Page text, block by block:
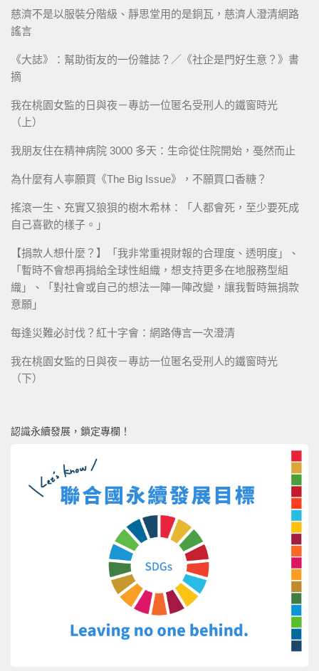
慈濟不是以服裝分階級、靜思堂用的是銅瓦，慈濟人澄清網路
謠言
《大誌》：幫助街友的一份雜誌？／《社企是門好生意？》書
摘
我在桃園女監的日與夜－專訪一位匿名受刑人的鐵窗時光
（上）
我朋友住在精神病院 3000 多天：生命從住院開始，戞然而止
為什麼有人寧願買《The Big Issue》，不願買口香糖？
搖滾一生、充實又狼狽的樹木希林：「人都會死，至少要死成
自己喜歡的樣子。」
【捐款人想什麼？】「我非常重視財報的合理度、透明度」、
「暫時不會想再捐給全球性組織，想支持更多在地服務型組
織」、「對社會或自己的想法一陣一陣改變，讓我暫時無捐款
意願」
每逢災難必討伐？紅十字會：網路傳言一次澄清
我在桃園女監的日與夜－專訪一位匿名受刑人的鐵窗時光
（下）
認識永續發展，鎖定專欄！